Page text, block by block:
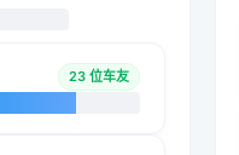
23 位车友